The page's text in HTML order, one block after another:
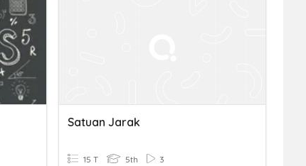
Satuan Jarak
15 T 5th 3